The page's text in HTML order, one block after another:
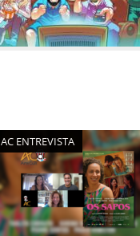
AC ENTREVISTA